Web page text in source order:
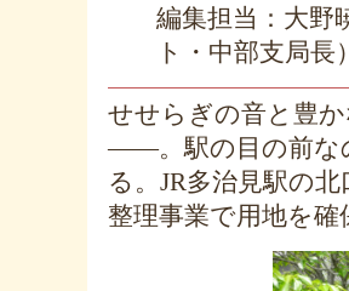
編集担当：大野
ト・中部支局長
せせらぎの音と豊
――。駅の目の前な
る。JR多治見駅の
整理事業で用地を確